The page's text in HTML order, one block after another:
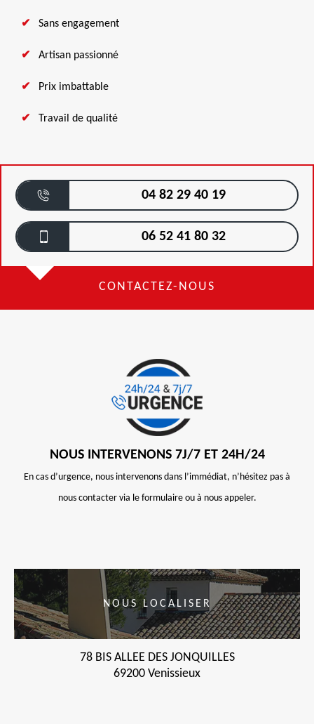
Sans engagement
Artisan passionné
Prix imbattable
Travail de qualité
04 82 29 40 19
06 52 41 80 32
CONTACTEZ-NOUS
NOUS INTERVENONS 7J/7 ET 24H/24
En cas d’urgence, nous intervenons dans l’immédiat, n’hésitez pas à
nous contacter via le formulaire ou à nous appeler.
NOUS LOCALISER
78 BIS ALLEE DES JONQUILLES
69200 Venissieux